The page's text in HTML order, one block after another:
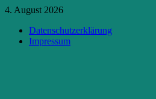
Zum
springen
4. August 2026
Datenschutzerklärung
Impressum